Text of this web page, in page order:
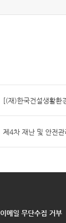
[(재)한국건설생활환
제4차 재난 및 안전
이메일 무단수집 거부